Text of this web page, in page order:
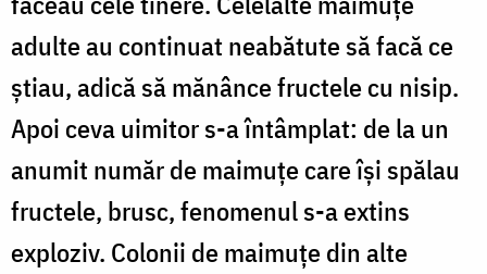
adulte au continuat neabătute să facă ce
ştiau, adică să mănânce fructele cu nisip.
Apoi ceva uimitor s-a întâmplat: de la un
anumit număr de maimuţe care îşi spălau
fructele, brusc, fenomenul s-a extins
exploziv. Colonii de maimuţe din alte